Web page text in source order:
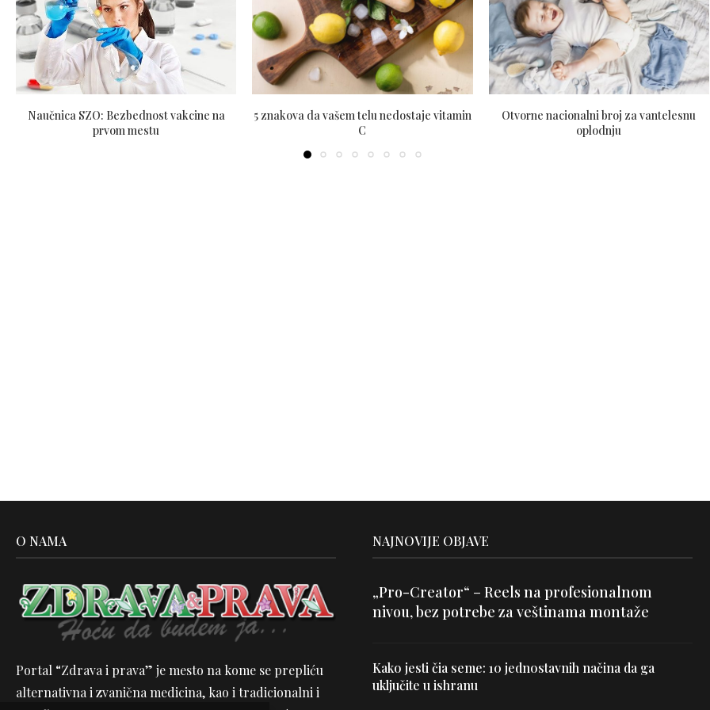
Naučnica SZO: Bezbednost vakcine na
prvom mestu
5 znakova da vašem telu nedostaje vitamin
C
Otvorne nacionalni broj za vantelesnu
oplodnju
O NAMA
Portal “Zdrava i prava” je mesto na kome se prepliću
alternativna i zvanična medicina, kao i tradicionalni i
NAJNOVIJE OBJAVE
„Pro-Creator“ – Reels na profesionalnom
nivou, bez potrebe za veštinama montaže
Kako jesti čia seme: 10 jednostavnih načina da ga
uključite u ishranu